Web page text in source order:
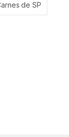
de SP